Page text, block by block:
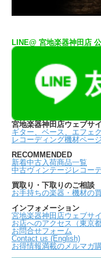
LINE@ 宮地楽器神田店
宮地楽器神田店ウェブサ
ギター、ベース、エフェ
レコーディング機材ペー
RECOMMENDED
新着中古入荷商品一覧
中古ヴィンテージレコー
買取り・下取りのご相談
お手持ちの楽器・機材の
インフォメーション
宮地楽器神田店ウェブサ
お店へのアクセス（東京
お問合せフォーム
Contact us (English)
お得情報満載のメルマガ